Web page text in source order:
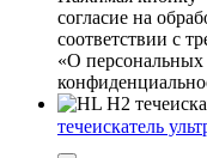
согласие на
соответствии с
«О
течеискатель